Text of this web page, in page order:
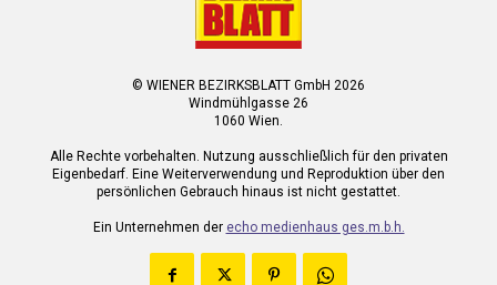
© WIENER BEZIRKSBLATT GmbH 2026
Windmühlgasse 26
1060 Wien.
Alle Rechte vorbehalten. Nutzung ausschließlich für den privaten
Eigenbedarf. Eine Weiterverwendung und Reproduktion über den
persönlichen Gebrauch hinaus ist nicht gestattet.
Ein Unternehmen der echo medienhaus ges.m.b.h.